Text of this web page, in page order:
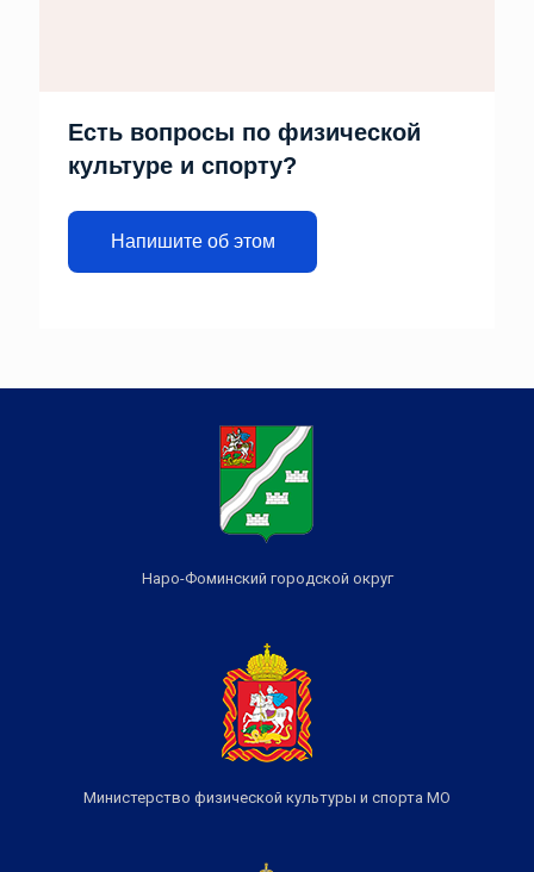
Есть вопросы по физической
культуре и спорту?
Напишите об этом
Наро-Фоминский городской округ
Министерство физической культуры и спорта МО